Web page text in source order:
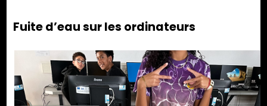
Fuite d’eau sur les ordinateurs